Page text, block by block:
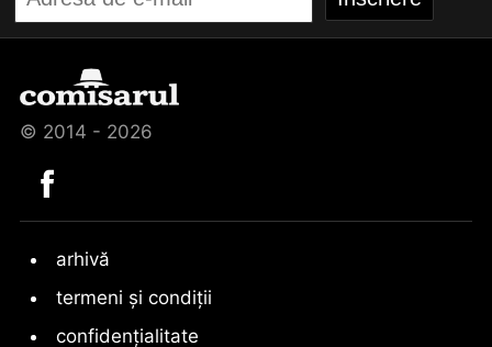
© 2014 - 2026
arhivă
termeni și condiții
confidențialitate